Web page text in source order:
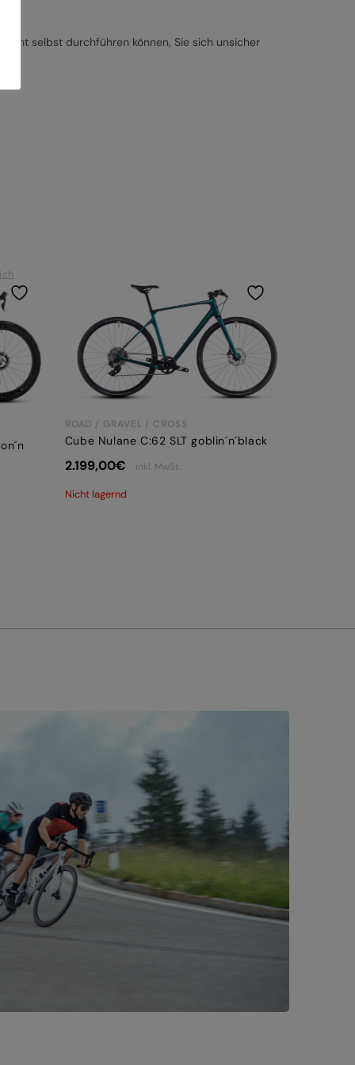
selbst durchführen können, Sie sich unsicher
ROAD / GRAVEL / CROSS
Cube Nulane C:62 SLT goblin´n´black
2.199,00€ inkl. MwSt.
Nicht lagernd